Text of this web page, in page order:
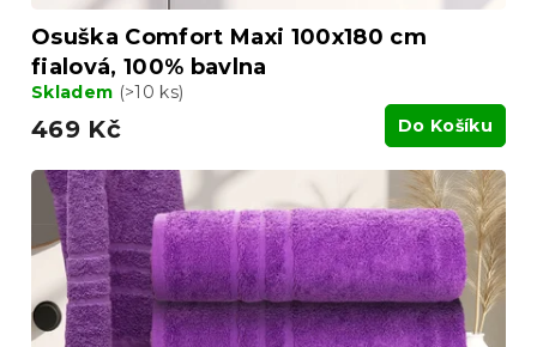
Osuška Comfort Maxi 100x180 cm
fialová, 100% bavlna
Skladem (>10 ks)
469 Kč Do Košíku